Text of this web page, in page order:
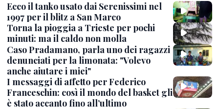
Ecco il tanko usato dai Serenissimi nel
1997 per il blitz a San Marco
Torna la pioggia a Trieste per pochi
minuti: ma il caldo non molla
Caso Pradamano, parla uno dei ragazzi
denunciati per la limonata: "Volevo
anche aiutare i miei"
I messaggi di affetto per Federico
Franceschin: così il mondo del basket gli
è stato accanto fino all’ultimo